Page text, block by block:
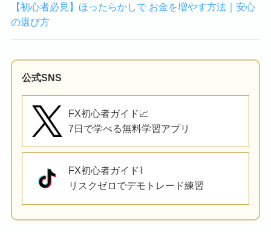
【初心者必見】ほったらかしで お金を増やす方法｜安心
の選び方
公式SNS
FX初心者ガイド📈
7日で学べる無料学習アプリ
FX初心者ガイド⌇
リスクゼロでデモトレード練習